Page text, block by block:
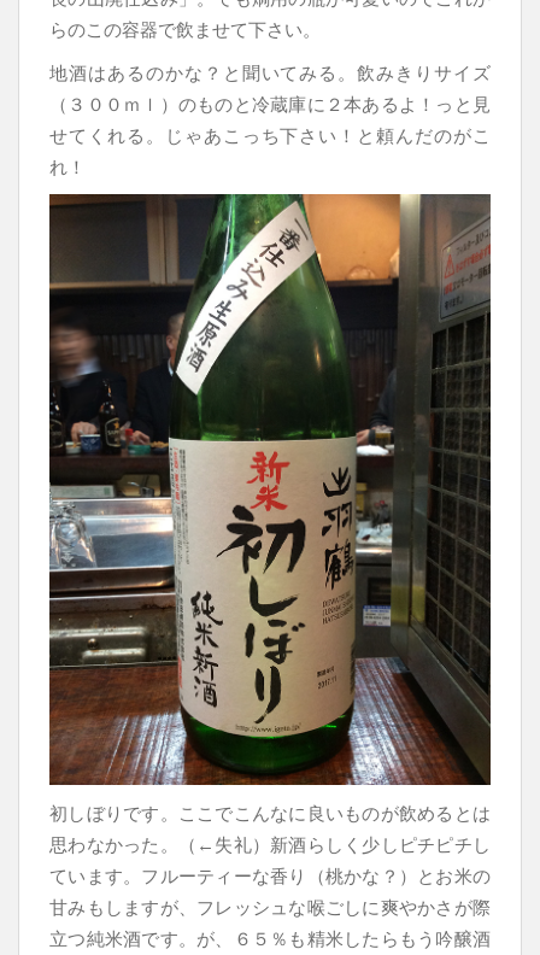
らのこの容器で飲ませて下さい。
地酒はあるのかな？と聞いてみる。飲みきりサイズ
（３００ｍｌ）のものと冷蔵庫に２本あるよ！っと見
せてくれる。じゃあこっち下さい！と頼んだのがこ
れ！
初しぼりです。ここでこんなに良いものが飲めるとは
思わなかった。（←失礼）新酒らしく少しピチピチし
ています。フルーティーな香り（桃かな？）とお米の
甘みもしますが、フレッシュな喉ごしに爽やかさが際
立つ純米酒です。が、６５％も精米したらもう吟醸酒